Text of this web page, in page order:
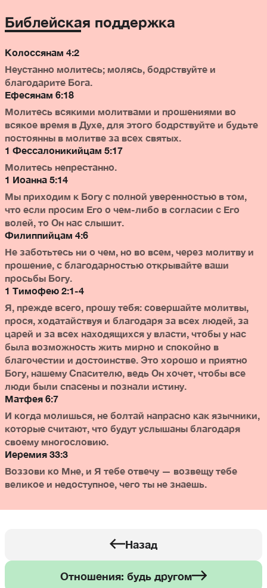
Библейская поддержка
Колоссянам 4:2
Неустанно молитесь; молясь, бодрствуйте и
благодарите Бога.
Ефесянам 6:18
Молитесь всякими молитвами и прошениями во
всякое время в Духе, для этого бодрствуйте и будьте
постоянны в молитве за всех святых.
1 Фессалоникийцам 5:17
Молитесь непрестанно.
1 Иоанна 5:14
Мы приходим к Богу с полной уверенностью в том,
что если просим Его о чем-либо в согласии с Его
волей, то Он нас слышит.
Филиппийцам 4:6
Не заботьтесь ни о чем, но во всем, через молитву и
прошение, с благодарностью открывайте ваши
просьбы Богу.
1 Тимофею 2:1-4
Я, прежде всего, прошу тебя: совершайте молитвы,
прося, ходатайствуя и благодаря за всех людей, за
царей и за всех находящихся у власти, чтобы у нас
была возможность жить мирно и спокойно в
благочестии и достоинстве. Это хорошо и приятно
Богу, нашему Спасителю, ведь Он хочет, чтобы все
люди были спасены и познали истину.
Матфея 6:7
И когда молишься, не болтай напрасно как язычники,
которые считают, что будут услышаны благодаря
своему многословию.
Иеремия 33:3
Воззови ко Мне, и Я тебе отвечу — возвещу тебе
великое и недоступное, чего ты не знаешь.
Назад
Отношения: будь другом